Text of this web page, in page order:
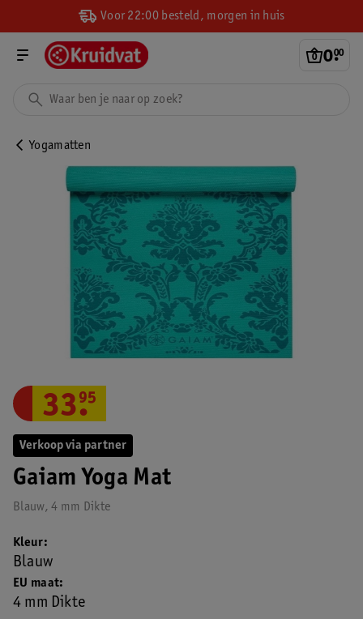
Voor 22:00 besteld, morgen in huis
0.
00
Yogamatten
Verkoop via partner
Gaiam Yoga Mat
Blauw, 4 mm Dikte
33.
95
EU maat
4 mm Dikte
Kleur
Blauw